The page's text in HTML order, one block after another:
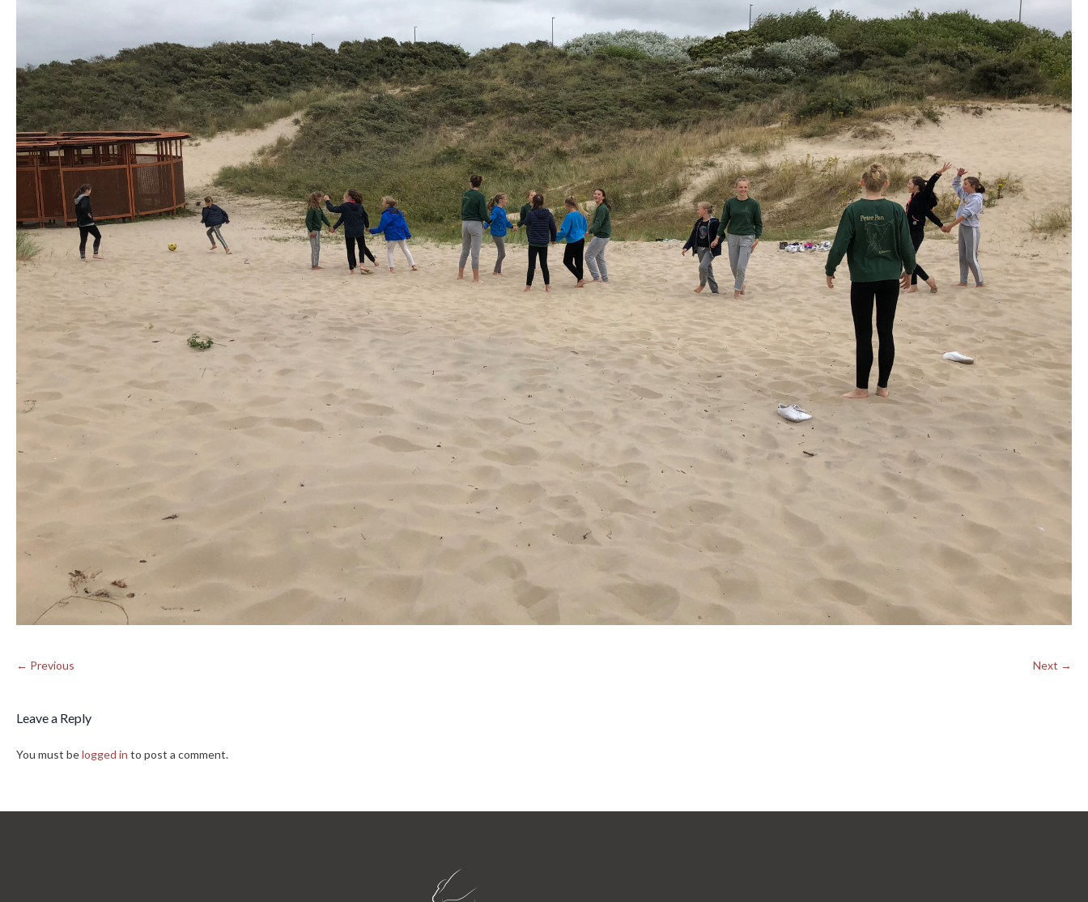
← Previous Next →
Leave a Reply
You must belogged in to post a comment.